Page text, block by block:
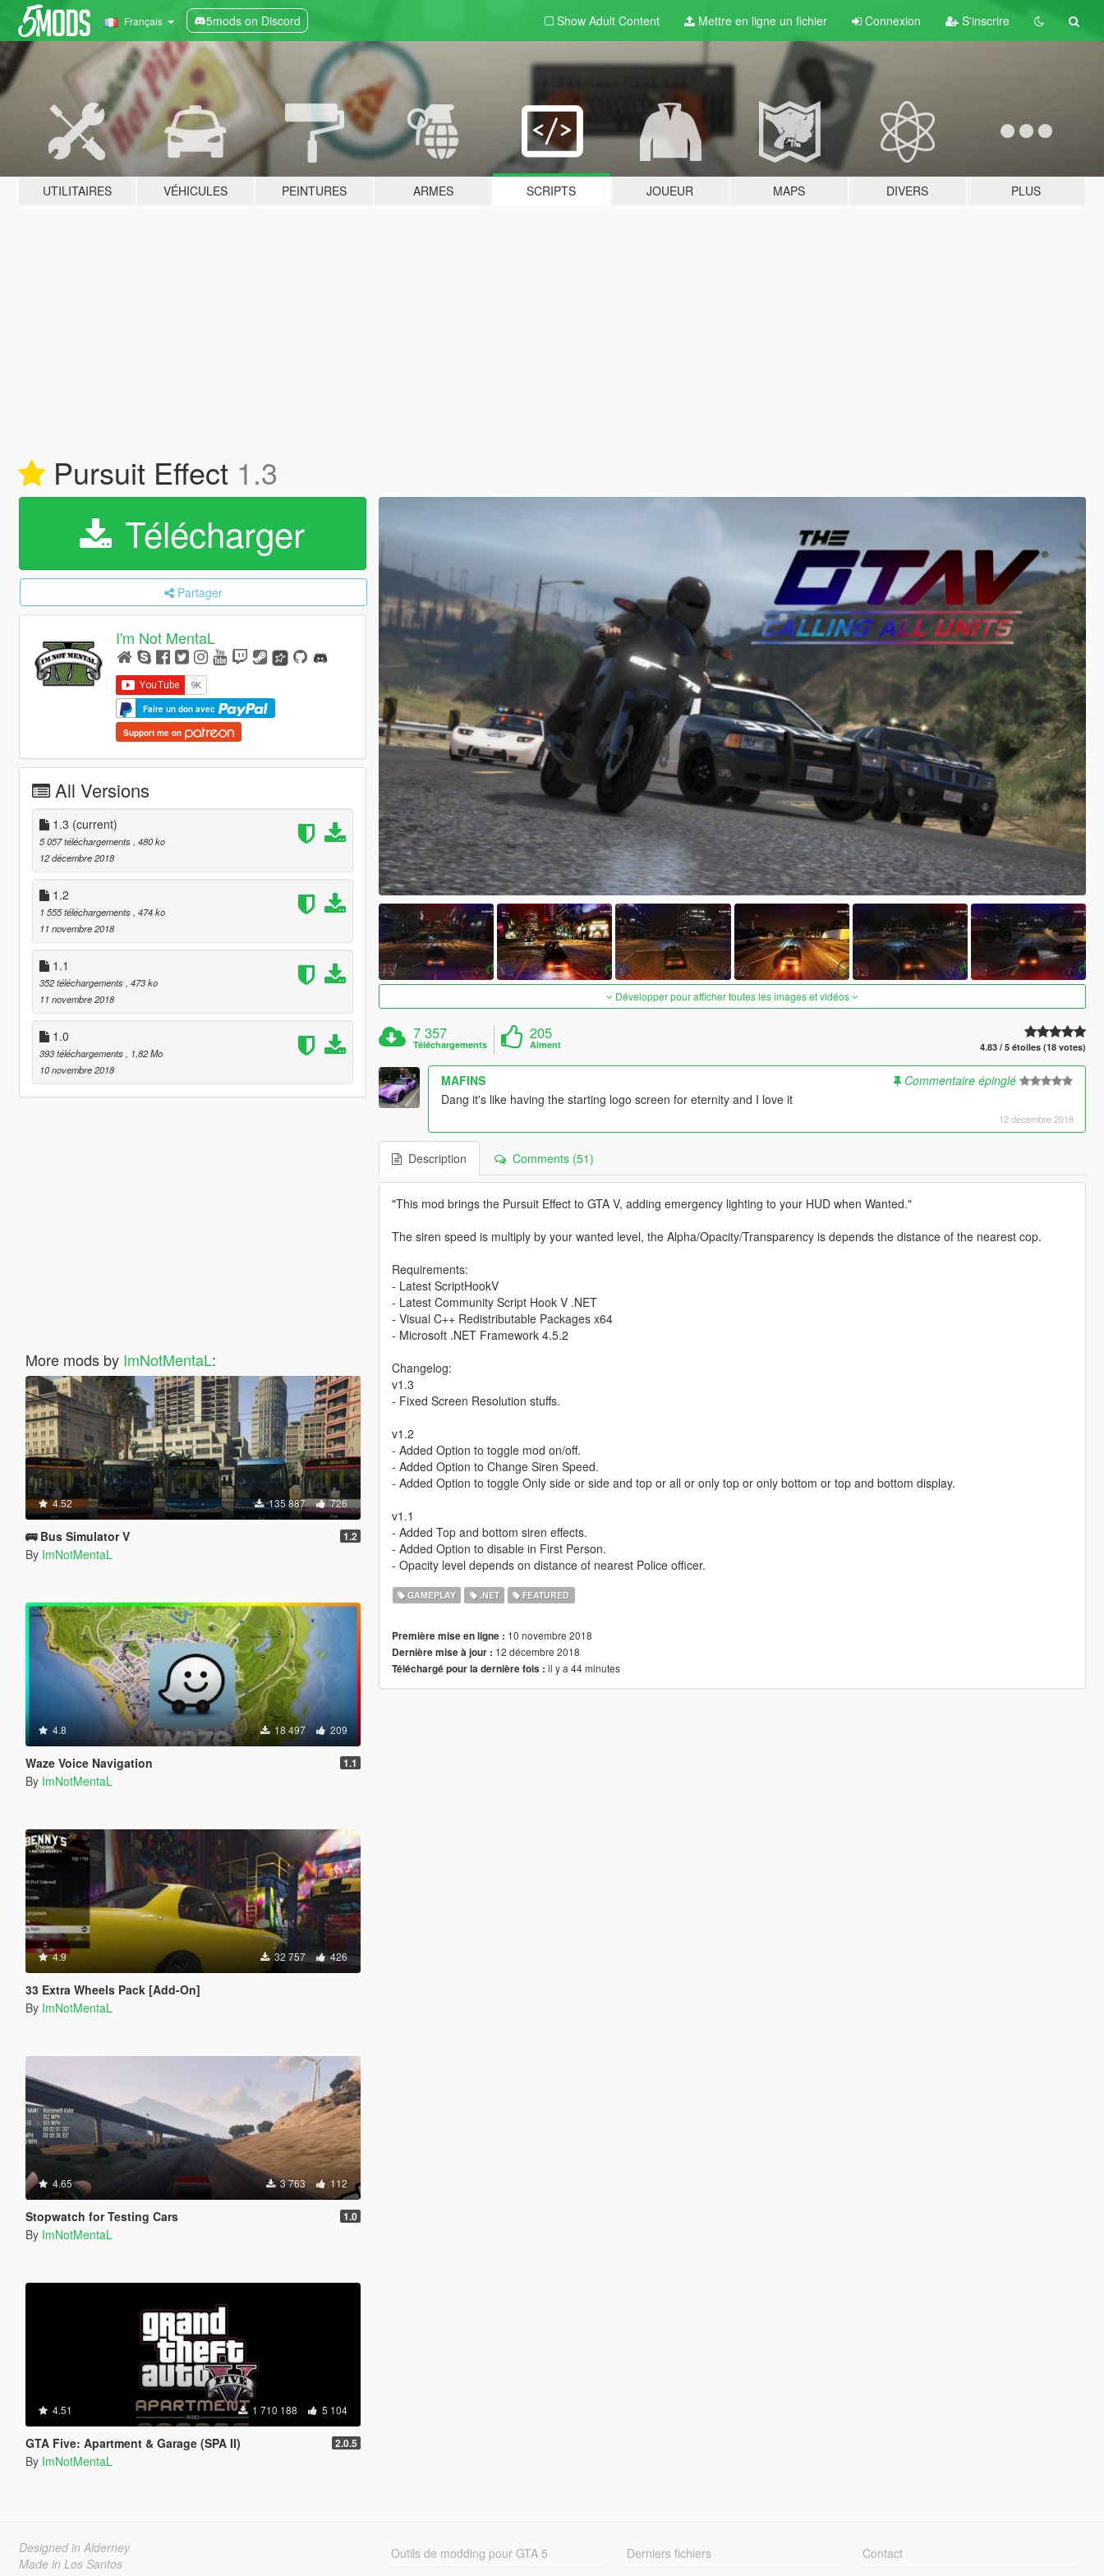
Français 5mods on Discord Show Adult Content Mettre en ligne un fichier Connexion S'inscrire
UTILITAIRES VÉHICULES PEINTURES ARMES SCRIPTS JOUEUR MAPS DIVERS PLUS
Pursuit Effect 1.3
Télécharger
Partager
I'm Not MentaL
Faire un don avec
Support me on
All Versions
1.3 (current)
5 057 téléchargements , 480 ko
12 décembre 2018
1.2
1 555 téléchargements , 474 ko
11 novembre 2018
1.1
352 téléchargements , 473 ko
11 novembre 2018
1.0
393 téléchargements
, 1,82 Mo
10 novembre 2018
More mods by ImNotMentaL:
4.52 135 887 726
🚌 Bus Simulator V 1.2
By ImNotMentaL
4.8 18 497 209
Waze Voice Navigation 1.1
By ImNotMentaL
4.9 32 757 426
33 Extra Wheels Pack [Add-On]
By ImNotMentaL
4.65 3 763 112
Stopwatch for Testing Cars 1.0
By ImNotMentaL
4.51 1 710 188 5 104
GTA Five: Apartment & Garage (SPA II) 2.0.5
By ImNotMentaL
Développer pour afficher toutes les images et vidéos
7 357
Téléchargements
205
Aiment 4.83 / 5 étoiles (18 votes)
MAFINS
Commentaire épinglé
Dang it's like having the starting logo screen for eternity and I love it
12 décembre 2018
Description Comments (51)
"This mod brings the Pursuit Effect to GTA V, adding emergency lighting to your HUD when Wanted."
The siren speed is multiply by your wanted level, the Alpha/Opacity/Transparency is depends the distance of the nearest cop.
Requirements:
- Latest ScriptHookV
- Latest Community Script Hook V .NET
- Visual C++ Redistributable Packages x64
- Microsoft .NET Framework 4.5.2
Changelog:
v1.3
- Fixed Screen Resolution stuffs.
v1.2
- Added Option to toggle mod on/off.
- Added Option to Change Siren Speed.
- Added Option to toggle Only side or side and top or all or only top or only bottom or top and bottom display.
v1.1
- Added Top and bottom siren effects.
- Added Option to disable in First Person.
- Opacity level depends on distance of nearest Police officer.
GAMEPLAY .NET FEATURED
Première mise en ligne : 10 novembre 2018
Dernière mise à jour : 12 décembre 2018
Téléchargé pour la dernière fois : il y a 44 minutes
Designed in Alderney
Made in Los Santos
Outils de modding pour GTA 5
Derniers fichiers
Contact